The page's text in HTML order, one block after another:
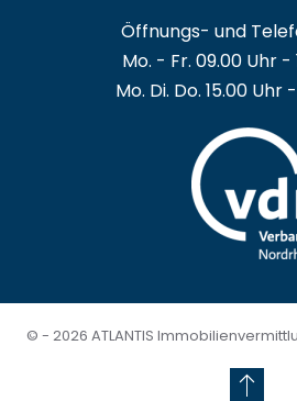
Öffnungs- und
Mo. - Fr. 09.00 Uhr -
Mo. Di. Do. 15.00 Uhr
© - 2026 ATLANTIS